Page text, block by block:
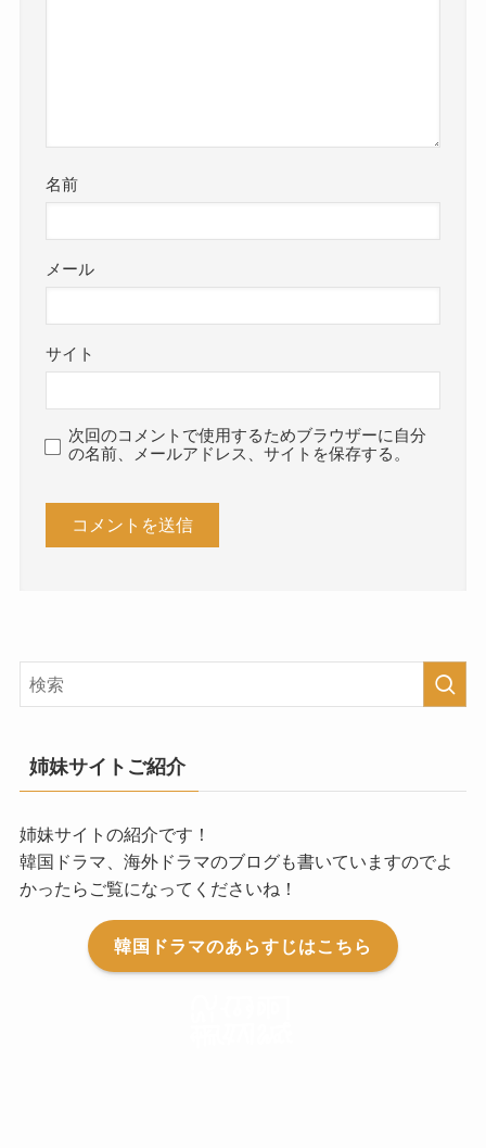
名前
メール
サイト
次回のコメントで使用するためブラウザーに自分
の名前、メールアドレス、サイトを保存する。
姉妹サイトご紹介
姉妹サイトの紹介です！
韓国ドラマ、海外ドラマのブログも書いていますのでよ
かったらご覧になってくださいね！
韓国ドラマのあらすじはこちら